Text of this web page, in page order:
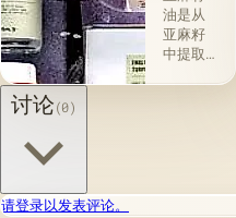
没有下
画-其
中，即
一届会
油是从
亚麻籽
中提取
种子的
讨论(0)
请登录以发表评论。